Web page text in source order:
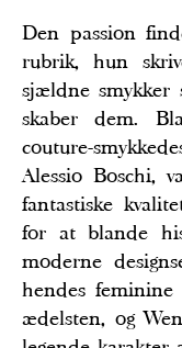
Den passion
rubrik, hun
sjældne smykker
skaber dem.
couture-
Alessio Boschi,
fantastiske
for at blande
moderne
hendes
ædelsten, og